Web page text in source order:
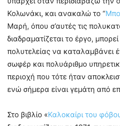
Κολωνάκι, και ανακαλώ το “
Μαρή, όπου σ’αυτές τις
διαδραματίζεται το έργο,
πολυτελείας να καταλαμβάνει
σωφέρ και πολυάριθμο
περιοχή που τότε ήταν
ενώ σήμερα είναι γεμάτη από
Στο βιβλίο «Καλοκαίρι του